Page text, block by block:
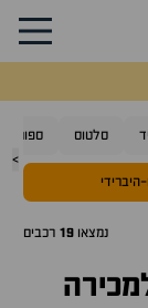
>
סלטוס
היברידי
נמצאו 19 רכבים